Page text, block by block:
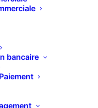
bancaire
1
février
millésime 2021-1
à partir du 8 février